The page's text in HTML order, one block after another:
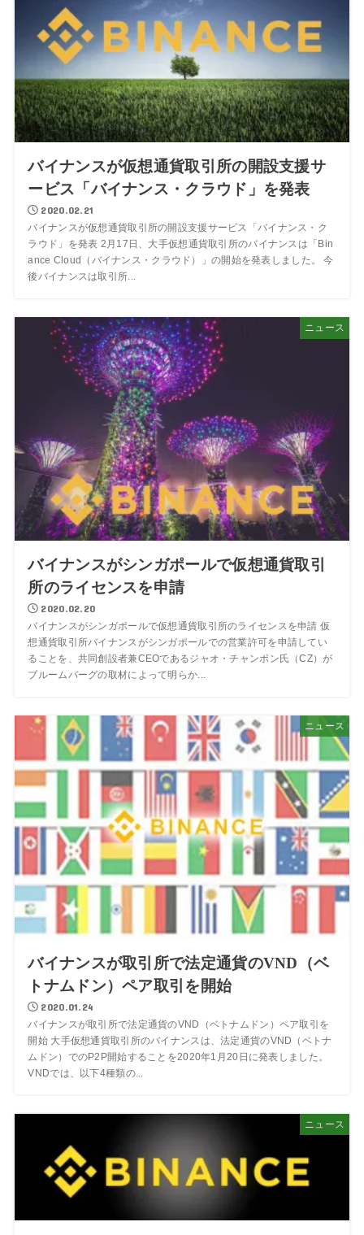
バイナンスが仮想通貨取引所の開設支援サ
ービス「バイナンス・クラウド」を発表
2020.02.21
バイナンスが仮想通貨取引所の開設支援サービス「バイナンス・ク
ラウド」を発表 2月17日、大手仮想通貨取引所のバイナンスは「Bin
ance Cloud（バイナンス・クラウド）」の開始を発表しました。 今
後バイナンスは取引所...
ニュース
バイナンスがシンガポールで仮想通貨取引
所のライセンスを申請
2020.02.20
バイナンスがシンガポールで仮想通貨取引所のライセンスを申請 仮
想通貨取引所バイナンスがシンガポールでの営業許可を申請してい
ることを、共同創設者兼CEOであるジャオ・チャンポン氏（CZ）が
ブルームバーグの取材によって明らか...
ニュース
バイナンスが取引所で法定通貨のVND（ベ
トナムドン）ペア取引を開始
2020.01.24
バイナンスが取引所で法定通貨のVND（ベトナムドン）ペア取引を
開始 大手仮想通貨取引所のバイナンスは、法定通貨のVND（ベトナ
ムドン）でのP2P開始することを2020年1月20日に発表しました。
VNDでは、以下4種類の...
ニュース